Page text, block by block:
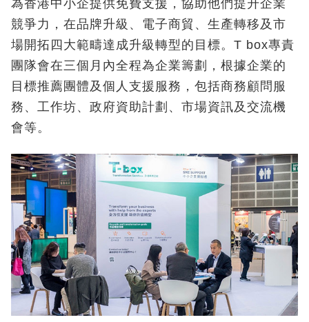
為香港中小企提供免費支援，協助他們提升企業
競爭力，在品牌升級、電子商貿、生產轉移及市
場開拓四大範疇達成升級轉型的目標。T box專責
團隊會在三個月內全程為企業籌劃，根據企業的
目標推薦團體及個人支援服務，包括商務顧問服
務、工作坊、政府資助計劃、市場資訊及交流機
會等。